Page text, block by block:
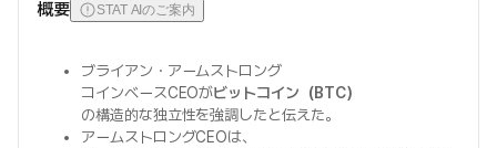
概要 STAT AIのご案内
ブライアン・アームストロング
コインベースCEOがビットコイン（BTC）
の構造的な独立性を強調したと伝えた。
アームストロングCEOは、